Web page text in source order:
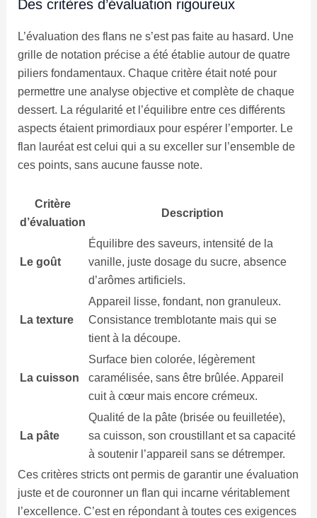
Des critères d’évaluation rigoureux
L’évaluation des flans ne s’est pas faite au hasard. Une
grille de notation précise a été établie autour de quatre
piliers fondamentaux. Chaque critère était noté pour
permettre une analyse objective et complète de chaque
dessert. La régularité et l’équilibre entre ces différents
aspects étaient primordiaux pour espérer l’emporter. Le
flan lauréat est celui qui a su exceller sur l’ensemble de
ces points, sans aucune fausse note.
Critère
d’évaluation
Description
Le goût
Équilibre des saveurs, intensité de la
vanille, juste dosage du sucre, absence
d’arômes artificiels.
La texture
Appareil lisse, fondant, non granuleux.
Consistance tremblotante mais qui se
tient à la découpe.
La cuisson
Surface bien colorée, légèrement
caramélisée, sans être brûlée. Appareil
cuit à cœur mais encore crémeux.
La pâte
Qualité de la pâte (brisée ou feuilletée),
sa cuisson, son croustillant et sa capacité
à soutenir l’appareil sans se détremper.
Ces critères stricts ont permis de garantir une évaluation
juste et de couronner un flan qui incarne véritablement
l’excellence. C’est en répondant à toutes ces exigences